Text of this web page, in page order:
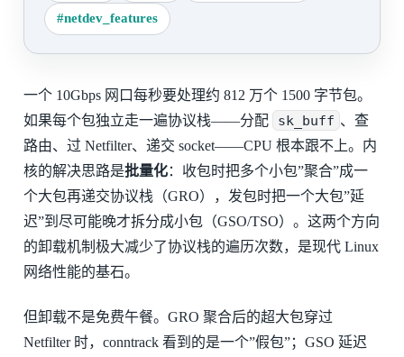
#netdev_features
一个 10Gbps 网口每秒要处理约 812 万个 1500 字节包。
如果每个包独立走一遍协议栈——分配
sk_buff 、查
路由、过 Netfilter、递交 socket——CPU 根本跟不上。内
核的解决思路是批量化：收包时把多个小包”聚合”成一
个大包再递交协议栈（GRO），发包时把一个大包”延
迟”到尽可能晚才拆分成小包（GSO/TSO）。这两个方向
的卸载机制极大减少了协议栈的遍历次数，是现代 Linux
网络性能的基石。
但卸载不是免费午餐。GRO 聚合后的超大包穿过
Netfilter 时，conntrack 看到的是一个”假包”；GSO 延迟